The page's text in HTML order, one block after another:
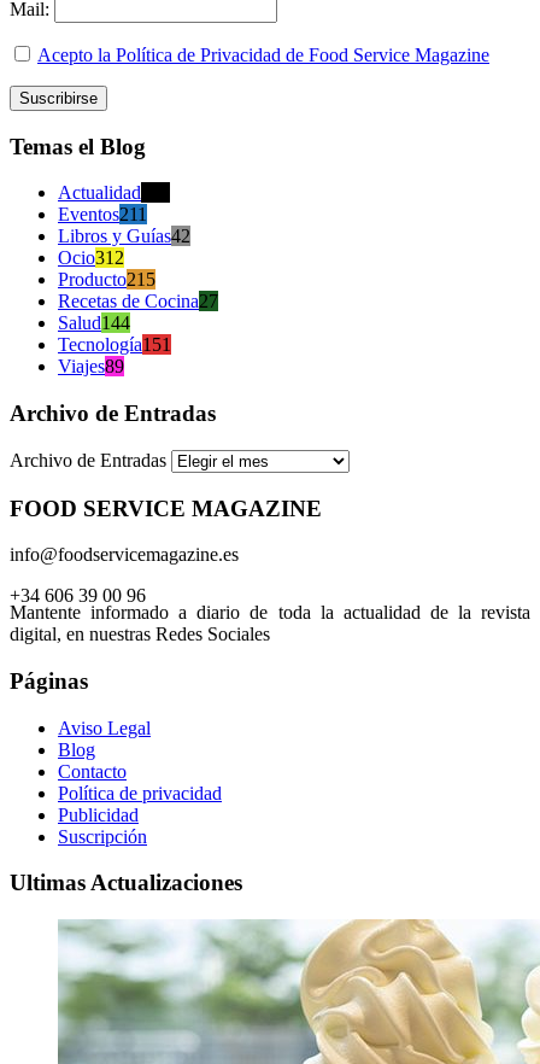
Mail:
Acepto la Política de Privacidad de Food Service Magazine
Temas el Blog
Actualidad
Eventos211
Libros y Guías42
Ocio312
Producto215
Recetas de Cocina27
Salud144
Tecnología151
Viajes89
Archivo de Entradas
Archivo de Entradas
FOOD SERVICE MAGAZINE
info@foodservicemagazine.es
+34 606 39 00 96
Mantente informado a diario de toda la actualidad de la revista
digital, en nuestras Redes Sociales
Páginas
Aviso Legal
Blog
Contacto
Política de privacidad
Publicidad
Suscripción
Ultimas Actualizaciones